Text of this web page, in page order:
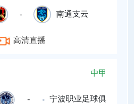
- 南通支云
高清直播
中甲
- 宁波职业足球俱